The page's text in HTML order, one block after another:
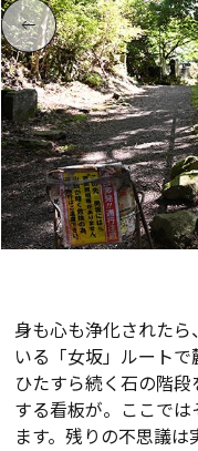
身も心も浄化された
いる「女坂」ルートで
ひたすら続く石の階
する看板が。ここで
ます。残りの不思議